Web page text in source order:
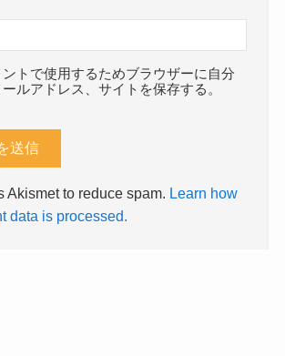
トで使用するためブラウザーに自分
ルアドレス、サイトを保存する。
Akismet to reduce spam. Learn how
data is processed.